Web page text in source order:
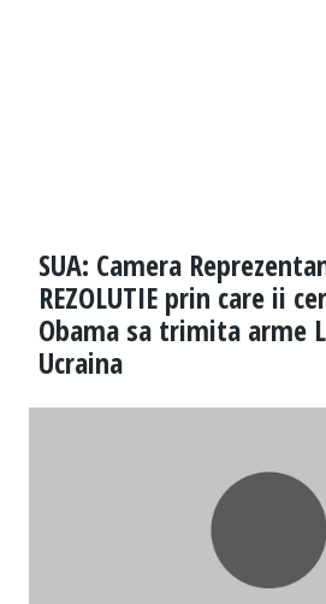
SUA: Camera
REZOLUTIE prin care ii
Obama sa trimita arme
Ucraina